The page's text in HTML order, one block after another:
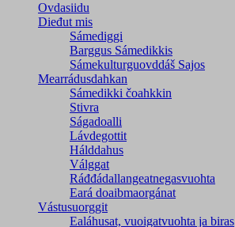
Ovdasiidu
Dieđut mis
Sámediggi
Barggus Sámedikkis
Sámekulturguovddáš Sajos
Mearrádusdahkan
Sámedikki čoahkkin
Stivra
Ságadoalli
Lávdegottit
Hálddahus
Válggat
Ráđđádallangeatnegas­vuohta
Eará doaibmaorgánat
Vástusuorggit
Ealáhusat, vuoigatvuohta ja biras